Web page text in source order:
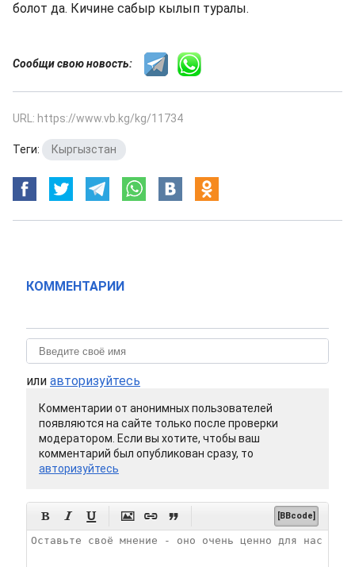
болот да. Кичине сабыр кылып туралы.
Сообщи свою новость:
URL: https://www.vb.kg/kg/11734
Теги: Кыргызстан
КОММЕНТАРИИ
или авторизуйтесь
Комментарии от анонимных пользователей
появляются на сайте только после проверки
модератором. Если вы хотите, чтобы ваш
комментарий был опубликован сразу, то
авторизуйтесь
      [BBcode]